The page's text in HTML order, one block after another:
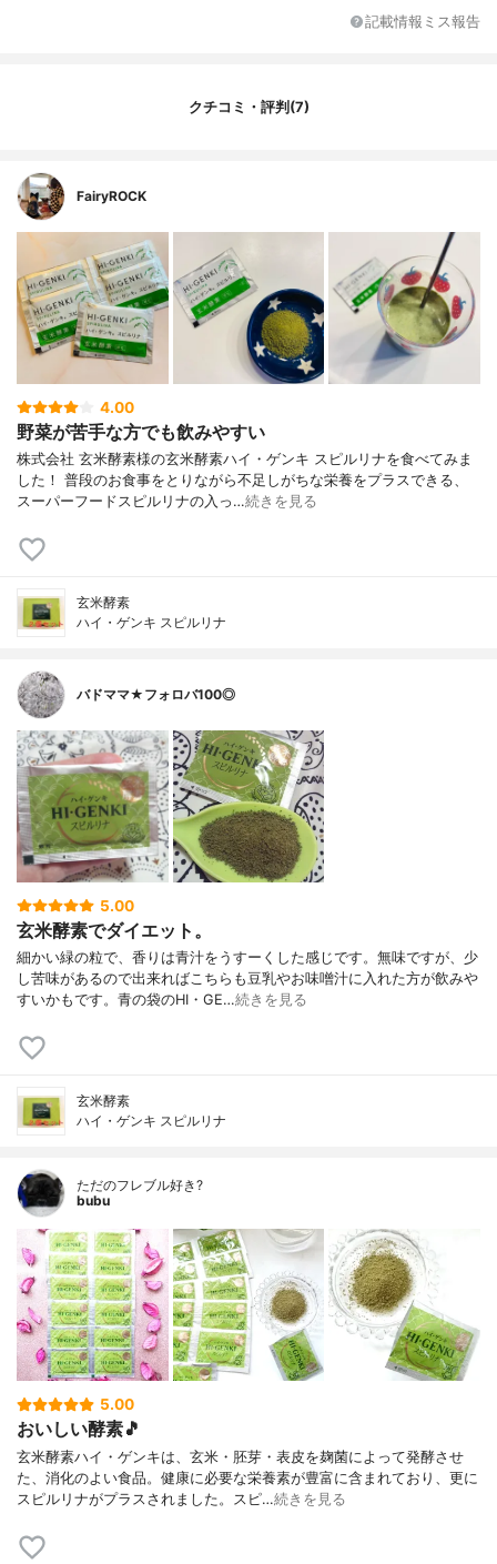
記載情報ミス報告
クチコミ・評判(7)
FairyROCK
4.00
野菜が苦手な方でも飲みやすい
株式会社 玄米酵素様の玄米酵素ハイ・ゲンキ スピルリナを食べてみま
した！ 普段のお食事をとりながら不足しがちな栄養をプラスできる、
スーパーフードスピルリナの入っ…続きを見る
玄米酵素
ハイ・ゲンキ スピルリナ
バドママ★フォロバ100◎
5.00
玄米酵素でダイエット。
細かい緑の粒で、香りは青汁をうすーくした感じです。無味ですが、少
し苦味があるので出来ればこちらも豆乳やお味噌汁に入れた方が飲みや
すいかもです。青の袋のHI・GE…続きを見る
玄米酵素
ハイ・ゲンキ スピルリナ
ただのフレブル好き?
bubu
5.00
おいしい酵素🎵
玄米酵素ハイ・ゲンキは、玄米・胚芽・表皮を麹菌によって発酵させ
た、消化のよい食品。健康に必要な栄養素が豊富に含まれており、更に
スピルリナがプラスされました。スピ…続きを見る